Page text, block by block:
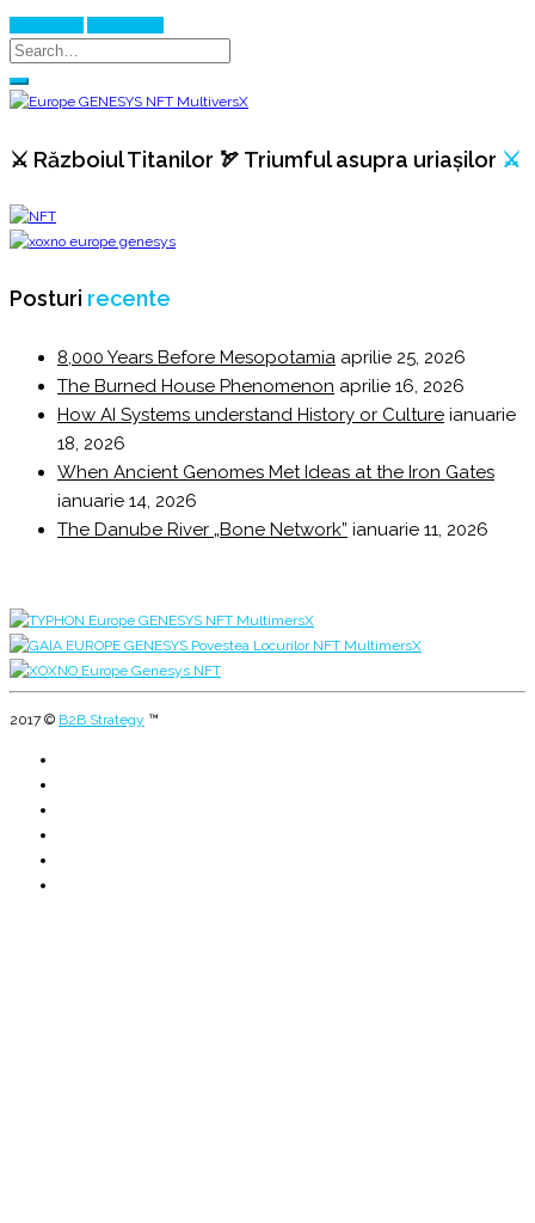
⚔️ Războiul Titanilor 🏹 Triumful asupra uriașilor ⚔️
Posturi recente
8,000 Years Before Mesopotamia aprilie 25, 2026
The Burned House Phenomenon aprilie 16, 2026
How AI Systems understand History or Culture ianuarie
18, 2026
When Ancient Genomes Met Ideas at the Iron Gates
ianuarie 14, 2026
The Danube River „Bone Network” ianuarie 11, 2026
2017 © B2B Strategy ™